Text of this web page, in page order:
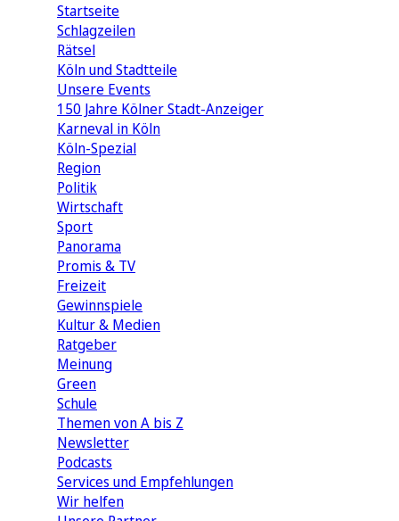
Startseite
Schlagzeilen
Rätsel
Köln und Stadtteile
Unsere Events
150 Jahre Kölner Stadt-Anzeiger
Karneval in Köln
Köln-Spezial
Region
Politik
Wirtschaft
Sport
Panorama
Promis & TV
Freizeit
Gewinnspiele
Kultur & Medien
Ratgeber
Meinung
Green
Schule
Themen von A bis Z
Newsletter
Podcasts
Services und Empfehlungen
Wir helfen